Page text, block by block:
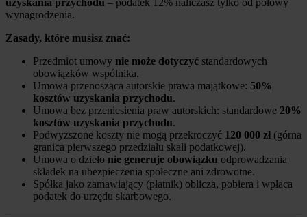
uzyskania przychodu – podatek 12% naliczasz tylko od połowy
wynagrodzenia.
Zasady, które musisz znać:
Przedmiot umowy nie może dotyczyć standardowych
obowiązków wspólnika.
Umowa przenosząca autorskie prawa majątkowe: 50%
kosztów uzyskania przychodu.
Umowa bez przeniesienia praw autorskich: standardowe 20%
kosztów uzyskania przychodu.
Podwyższone koszty nie mogą przekroczyć 120 000 zł (górna
granica pierwszego przedziału skali podatkowej).
Umowa o dzieło nie generuje obowiązku odprowadzania
składek na ubezpieczenia społeczne ani zdrowotne.
Spółka jako zamawiający (płatnik) oblicza, pobiera i wpłaca
podatek do urzędu skarbowego.